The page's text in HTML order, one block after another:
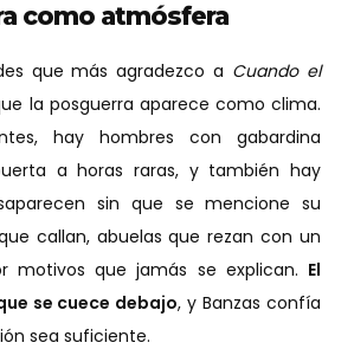
como atmósfera
que más agradezco a Cuando el
la posguerra aparece como clima.
hay hombres con gabardina
a horas raras, y también hay
sin que se mencione su
callan, abuelas que rezan con un
motivos que jamás se explican. El
se cuece debajo, y Banzas confía
sea suficiente.